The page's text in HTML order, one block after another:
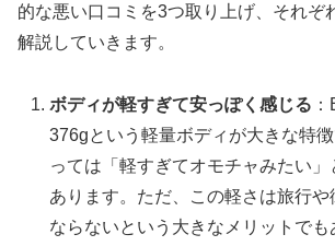
的な悪い口コミを3つ取り上げ、それぞ
解説していきます。
ボディが軽すぎて安っぽく感じる
376gという軽量ボディが大きな特
っては「軽すぎてオモチャみたい」
あります。ただ、この軽さは旅行や
ならないという大きなメリットでも